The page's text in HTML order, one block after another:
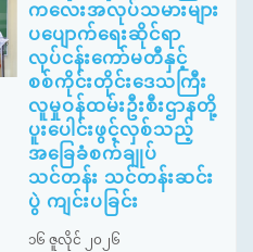
ကလေးအလုပ်သမားများ
ပပျောက်ရေးဆိုင်ရာ
လုပ်ငန်းကော်မတီနှင့်
စစ်ကိုင်းတိုင်းဒေသကြီး
လူမှုဝန်ထမ်းဦးစီးဌာနတို့
ပူးပေါင်းဖွင့်လှစ်သည့်
အခြေခံစက်ချုပ်
သင်တန်း သင်တန်းဆင်း
ပွဲ ကျင်းပခြင်း
၁၆ ဇူလိုင် ၂၀၂၆